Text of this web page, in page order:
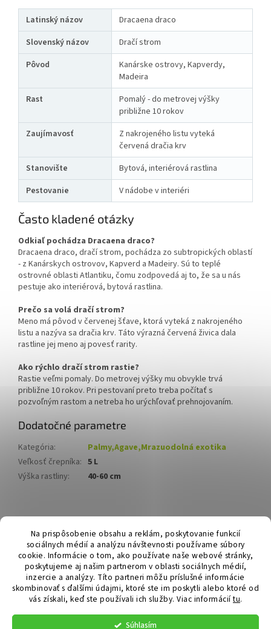
Na prispôsobenie obsahu a reklám, poskytovanie funkcií
sociálnych médií a analýzu návštevnosti používame súbory
cookie. Informácie o tom, ako používate naše webové stránky,
poskytujeme aj našim partnerom v oblasti sociálnych médií,
inzercie a analýzy. Títo partneri môžu príslušné informácie
skombinovať s ďalšími údajmi, ktoré ste im poskytli alebo ktoré od
vás získali, keď ste používali ich služby. Viac informáciítu.
Súhlasím
Latinský názov
Dracaena draco
Slovenský názov
Dračí strom
Pôvod
Kanárske ostrovy, Kapverdy,
Madeira
Rast
Pomalý - do metrovej výšky
približne 10 rokov
Zaujímavosť
Z nakrojeného listu vyteká
červená dračia krv
Stanovište
Bytová, interiérová rastlina
Pestovanie
V nádobe v interiéri
Často kladené otázky
Odkiaľ pochádza Dracaena draco?
Dracaena draco, dračí strom, pochádza zo subtropických oblastí
- z Kanárskych ostrovov, Kapverd a Madeiry. Sú to teplé
ostrovné oblasti Atlantiku, čomu zodpovedá aj to, že sa u nás
pestuje ako interiérová, bytová rastlina.
Prečo sa volá dračí strom?
Meno má pôvod v červenej šťave, ktorá vyteká z nakrojeného
listu a nazýva sa dračia krv. Táto výrazná červená živica dala
rastline jej meno aj povesť rarity.
Ako rýchlo dračí strom rastie?
Rastie veľmi pomaly. Do metrovej výšky mu obvykle trvá
približne 10 rokov. Pri pestovaní preto treba počítať s
pozvoľným rastom a netreba ho urýchľovať prehnojovaním.
Dodatočné parametre
Kategória:
Palmy,Agave,Mrazuodolná exotika
Veľkosť črepníka: 5 L
Výška rastliny: 40-60 cm
á
Hurmikaki.com
Vytvoril Shoptet